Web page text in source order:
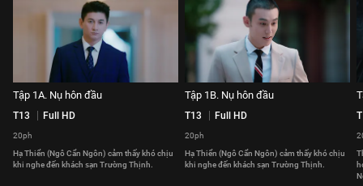
Tập 1A. Nụ hôn đầu
T13 Full HD
20ph
Hạ Thiển (Ngô Cẩn Ngôn) cảm thấy khó chịu
khi nghe đến khách sạn Trường Thịnh.
Tập 1B. Nụ hôn đầu
T13 Full HD
20ph
Hạ Thiển (Ngô Cẩn Ngôn) cảm thấy khó chịu
khi nghe đến khách sạn Trường Thịnh.